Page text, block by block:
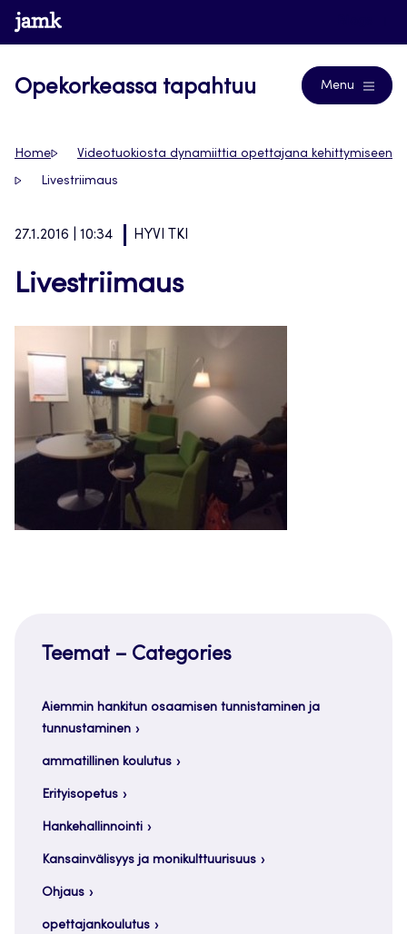
Siirry
suoraan
www.jamk.fi
Opekorkeassa tapahtuu Menu
Home Videotuokiosta dynamiittia opettajana kehittymiseen
Livestriimaus
27.1.2016 | 10:34 HYVI TKI
Livestriimaus
Teemat – Categories
Aiemmin hankitun osaamisen tunnistaminen ja
tunnustaminen
ammatillinen koulutus
Erityisopetus
Hankehallinnointi
Kansainvälisyys ja monikulttuurisuus
Ohjaus
opettajankoulutus